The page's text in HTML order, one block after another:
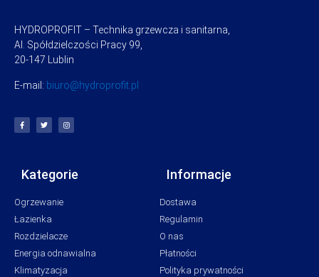
HYDROPROFIT – Technika grzewcza i sanitarna,
Al. Spółdzielczości Pracy 99,
20-147 Lublin
E-mail: biuro@hydroprofit.pl
Kategorie
Ogrzewanie
Łazienka
Rozdzielacze
Energia odnawialna
Klimatyzacja
Informacje
Dostawa
Regulamin
O nas
Płatności
Polityka prywatności